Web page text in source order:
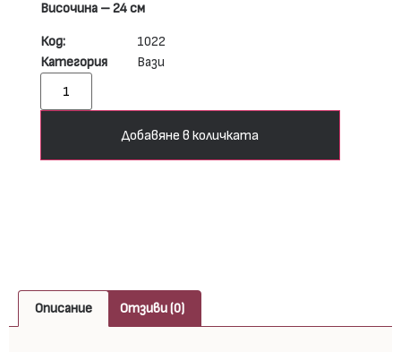
Височина – 24 см
Код:
1022
Категория
Вази
Добавяне в количката
Описание Отзиви (0)